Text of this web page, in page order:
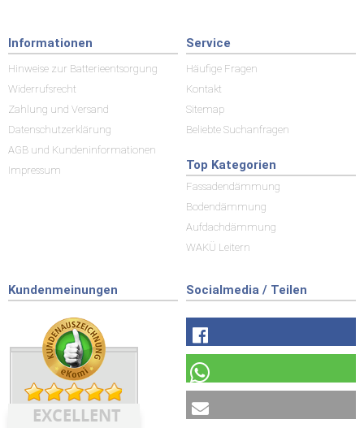
Informationen
Hinweise zur Batterieentsorgung
Widerrufsrecht
Zahlung und Versand
Datenschutzerklärung
AGB und Kundeninformationen
Impressum
Service
Häufige Fragen
Kontakt
Sitemap
Beliebte Suchanfragen
Top Kategorien
Fassadendämmung
Bodendämmung
Aufdachdämmung
WAKÜ Leitern
Kundenmeinungen
EXCELLENT
Socialmedia / Teilen